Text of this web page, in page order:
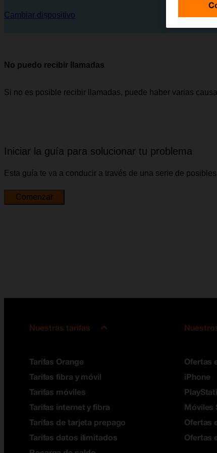
Cambiar dispositivo
No puedo recibir llamadas
Si no es posible recibir llamadas, puede haber varias
Iniciar la guía para solucionar tu problema
Esta guía te va a conducir a través de una serie de
Comenzar
Nuestras tarifas
Tarifas Orange
Tarifas fibra y móvil
Tarifas móviles
Tarifas internet y fibra
Tarifas de tarjeta prepago
Tarifas datos ilimitados
Ofertas
iPhone
Móviles
Ofertas
Ofertas